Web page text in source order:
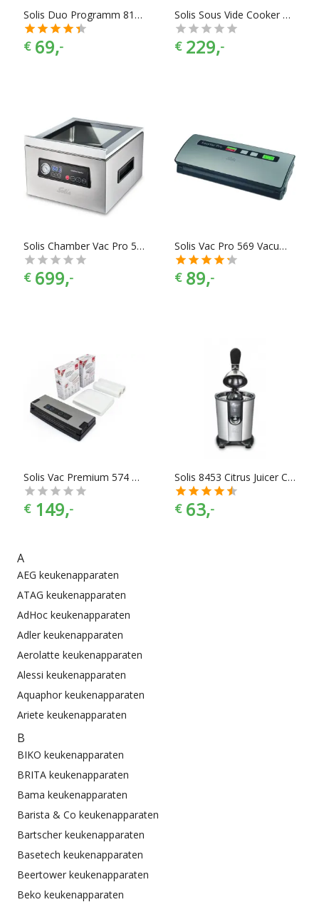
Solis Duo Programm 817 Rijstkoker - Geschikt voor groente en vlees
€ 69,-
Solis Sous Vide Cooker Pro 8201
€ 229,-
Solis Chamber Vac Pro 5702 Vacumeermachine
€ 699,-
Solis Vac Pro 569 Vacumeermachine - Metal
€ 89,-
Solis Vac Premium 574 Vacumeermachine + 2 Rollen + 50 Zaken
€ 149,-
Solis 8453 Citrus Juicer Citruspers
€ 63,-
A
AEG keukenapparaten
ATAG keukenapparaten
AdHoc keukenapparaten
Adler keukenapparaten
Aerolatte keukenapparaten
Alessi keukenapparaten
Aquaphor keukenapparaten
Ariete keukenapparaten
B
BIKO keukenapparaten
BRITA keukenapparaten
Bama keukenapparaten
Barista & Co keukenapparaten
Bartscher keukenapparaten
Basetech keukenapparaten
Beertower keukenapparaten
Beko keukenapparaten